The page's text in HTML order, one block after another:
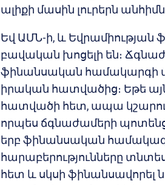
ալիքի մասին լուրերն անհիմն
Եվ ԱՄՆ-ի, և
բավական խոցելի են։
ֆինանսական համակարգի
իրական հատվածից։ Եթե
հատվածի հետ, ապա
որպես ճգնաժամերի
երբ ֆինանսական
հարաբերությունները
հետ և սկսի ֆինանսավորել